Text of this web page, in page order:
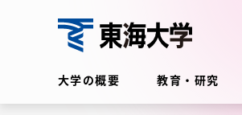
洋
学
大学の概要 教育・研究